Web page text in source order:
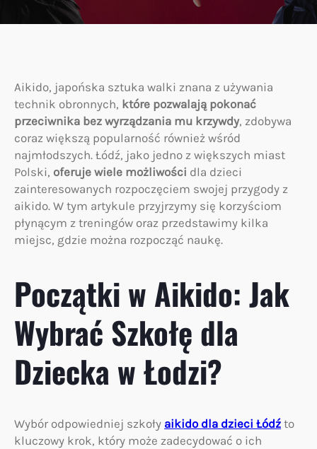
Aikido, japońska sztuka walki znana z używania
technik obronnych, które pozwalają pokonać
przeciwnika bez wyrządzania mu krzywdy, zdobywa
coraz większą popularność również wśród
najmłodszych. Łódź, jako jedno z większych miast
Polski, oferuje wiele możliwości dla dzieci
zainteresowanych rozpoczęciem swojej przygody z
aikido. W tym artykule przyjrzymy się korzyściom
płynącym z treningów oraz przedstawimy kilka
miejsc, gdzie można rozpocząć naukę.
Początki w Aikido: Jak
Wybrać Szkołę dla
Dziecka w Łodzi?
Wybór odpowiedniej szkoły aikido dla dzieci Łódź to
kluczowy krok, który może zadecydować o ich